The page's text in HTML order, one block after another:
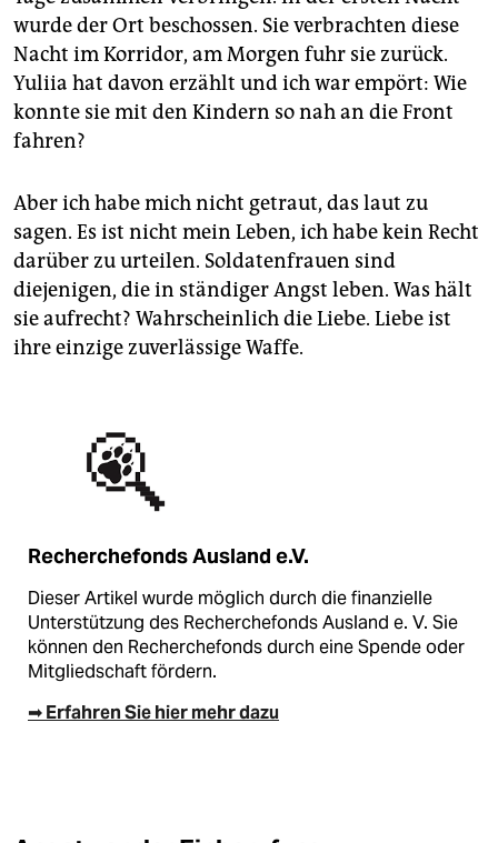
wurde der Ort beschossen. Sie verbrachten diese
Nacht im Korridor, am Morgen fuhr sie zurück.
Yuliia hat davon erzählt und ich war empört: Wie
konnte sie mit den Kindern so nah an die Front
fahren?
Aber ich habe mich nicht getraut, das laut zu
sagen. Es ist nicht mein Leben, ich habe kein Recht
darüber zu urteilen. Soldatenfrauen sind
diejenigen, die in ständiger Angst leben. Was hält
sie aufrecht? Wahrscheinlich die Liebe. Liebe ist
ihre einzige zuverlässige Waffe.
Recherchefonds Ausland e.V.
Dieser Artikel wurde möglich durch die finanzielle
Unterstützung des Recherchefonds Ausland e. V. Sie
können den Recherchefonds durch eine Spende oder
Mitgliedschaft fördern.
➡ Erfahren Sie hier mehr dazu